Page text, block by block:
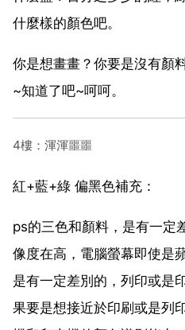
什麼樣的顏色吧。
你是想畫畫？你要是沒有顏
~知道了吧~呵呵。
4樓：渾渾噩噩
紅+藍+綠 偏黑色補充：
ps的三色和顏料，是有一定
像度在高，電腦螢幕即使是
是有一定差別的，列印或是
果要是想接近於印刷或是列